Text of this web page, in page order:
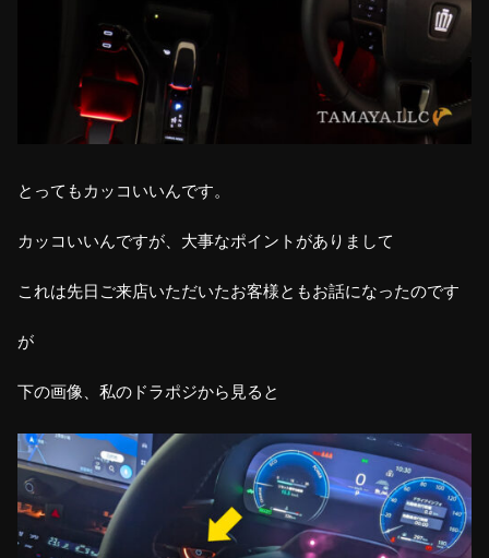
とってもカッコいいんです。
カッコいいんですが、大事なポイントがありまして
これは先日ご来店いただいたお客様ともお話になったのです
が
下の画像、私のドラポジから見ると